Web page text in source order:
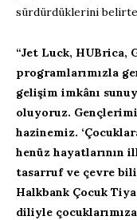
sürdürdüklerini
“Jet Luck, HUBrica,
programlarımızla
gelişim imkânı
oluyoruz.
hazinemiz.
henüz hayatlarının
tasarruf ve çevre
Halkbank Çocuk
diliyle